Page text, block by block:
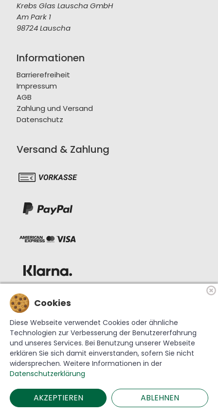
Krebs Glas Lauscha GmbH
Am Park 1
98724 Lauscha
Informationen
Barrierefreiheit
Impressum
AGB
Zahlung und Versand
Datenschutz
Versand & Zahlung
© 2026 Krebs Glas Lauscha GmbH
Cookies
Diese Webseite verwendet Cookies oder ähnliche
Technologien zur Verbesserung der Benutzererfahrung
und unseres Services. Bei Benutzung unserer Webseite
erklären Sie sich damit einverstanden, sofern Sie nicht
widersprechen. Weitere Informationen in der
Datenschutzerklärung
AKZEPTIEREN ABLEHNEN